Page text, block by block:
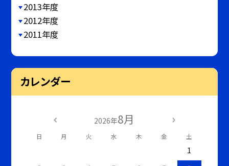
2013年度
2012年度
2011年度
カレンダー
2026年8月
日 月 火 水 木 金 土
1